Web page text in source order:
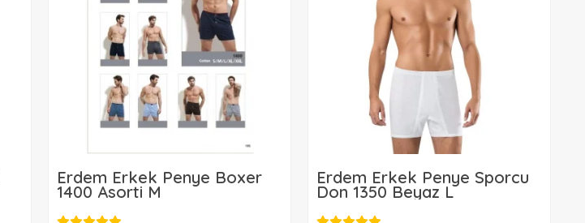
Erdem Erkek Penye Boxer
1400 Asorti M
Erdem Erkek Penye Sporcu
Don 1350 Beyaz L